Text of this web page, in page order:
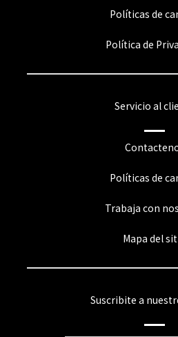
Políticas de
Política de
Servicio al
Políticas de
Trabaja con
Mapa del
Suscribite a